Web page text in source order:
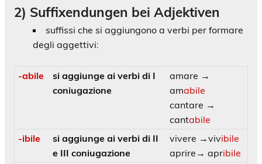
2) Suffixendungen bei Adjektiven
suffissi che si aggiungono a verbi per formare
degli aggettivi:
-abile
si aggiunge ai verbi di I
coniugazione
amare →
amabile
cantare →
cantabile
-ibile
si aggiunge ai verbi di II
e III coniugazione
vivere →vivibile
aprire→ apribile